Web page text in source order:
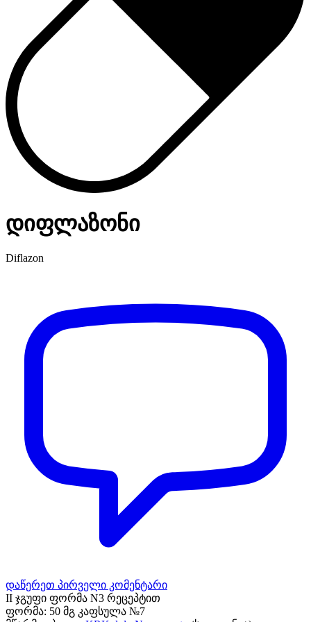
დიფლაზონი
Diflazon
დაწერეთ პირველი კომენტარი
II ჯგუფი ფორმა N3 რეცეპტით
ფორმა: 50 მგ კაფსულა №7